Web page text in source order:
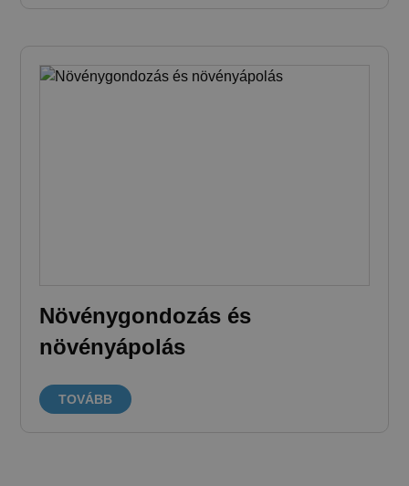
Növénygondozás és
növényápolás
TOVÁBB